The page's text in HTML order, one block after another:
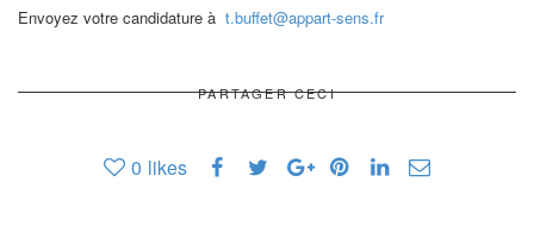
Envoyez votre candidature à t.buffet@appart-sens.fr
PARTAGER CECI
0 likes